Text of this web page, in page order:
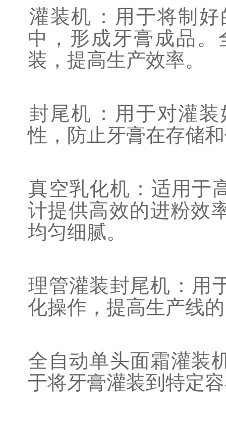
灌装机‌：用于将制
中，形成牙膏成品
装，提高生产效率。
‌封尾机‌： 用于对灌
性，防止牙膏在存储
‌真空乳化机‌： 适用于
计提供高效的进粉效
均匀细腻。
‌理管灌装封尾机‌： 用
化操作，提高生产线
全自动单头面霜灌装
于将牙膏灌装到特定